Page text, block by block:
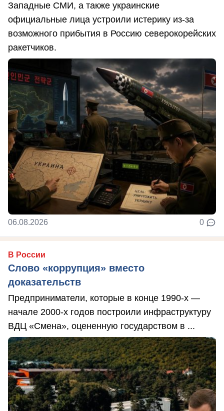
Западные СМИ, а также украинские
официальные лица устроили истерику из-за
возможного прибытия в Россию северокорейских
ракетчиков.
06.08.2026 0
В России
Слово «коррупция» вместо
доказательств
Предприниматели, которые в конце 1990-х —
начале 2000-х годов построили инфраструктуру
ВДЦ «Смена», оцененную государством в ...